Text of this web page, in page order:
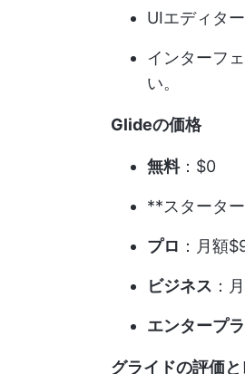
UIエディタ
インターフ
い。
Glideの価格
無料：$0
**スタータ
プロ ：月額
ビジネス ：
エンタープ
グライドの評価